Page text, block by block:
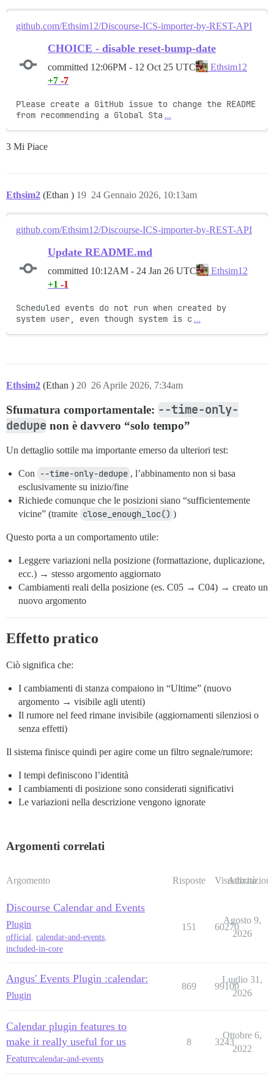
github.com/Ethsim12/Discourse-ICS-importer-by-REST-API
CHOICE - disable reset-bump-date
committed 12:06PM - 12 Oct 25 UTC
Ethsim12
+7 -7
Please create a GitHub issue to change the README
from recommending a Global Sta …
3 Mi Piace
Ethsim2 (Ethan ) 24 Gennaio 2026, 10:13am
19
github.com/Ethsim12/Discourse-ICS-importer-by-REST-API
Update README.md
committed 10:12AM - 24 Jan 26 UTC
Ethsim12
+1 -1
Scheduled events do not run when created by
system user, even though system is c …
Ethsim2 (Ethan ) 26 Aprile 2026, 7:34am
20
Sfumatura comportamentale: --time-only-
dedupe non è davvero “solo tempo”
Un dettaglio sottile ma importante emerso da ulteriori test:
Con --time-only-dedupe , l’abbinamento non si basa
esclusivamente su inizio/fine
Richiede comunque che le posizioni siano “sufficientemente
vicine” (tramite close_enough_loc() )
Questo porta a un comportamento utile:
Leggere variazioni nella posizione (formattazione, duplicazione,
ecc.) → stesso argomento aggiornato
Cambiamenti reali della posizione (es. C05 → C04) → creato un
nuovo argomento
Effetto pratico
Ciò significa che:
I cambiamenti di stanza compaiono in “Ultime” (nuovo
argomento → visibile agli utenti)
Il rumore nel feed rimane invisibile (aggiornamenti silenziosi o
senza effetti)
Il sistema finisce quindi per agire come un filtro segnale/rumore:
I tempi definiscono l’identità
I cambiamenti di posizione sono considerati significativi
Le variazioni nella descrizione vengono ignorate
Argomenti correlati
Argomento Risposte Visualizzazioni
Attività
Discourse Calendar and Events
Plugin
official, calendar-and-events,
included-in-core
151 60270
Agosto 9,
2026
Angus' Events Plugin :calendar:
Plugin
869 99100
Luglio 31,
2026
Calendar plugin features to
make it really useful for us
Featurecalendar-and-events
8 3243
Ottobre 6,
2022